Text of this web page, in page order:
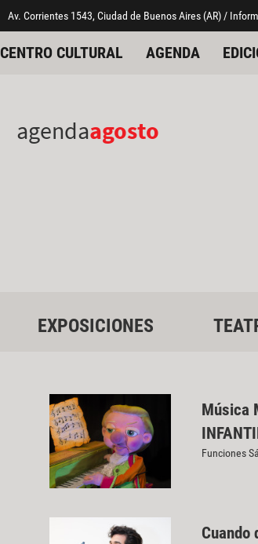
Av. Corrientes 1543, Ciudad de Buenos Aires (AR) /
CENTRO CULTURAL AGENDA
agendaagosto
EXPOSICIONES
Música
Funciones
Cuando